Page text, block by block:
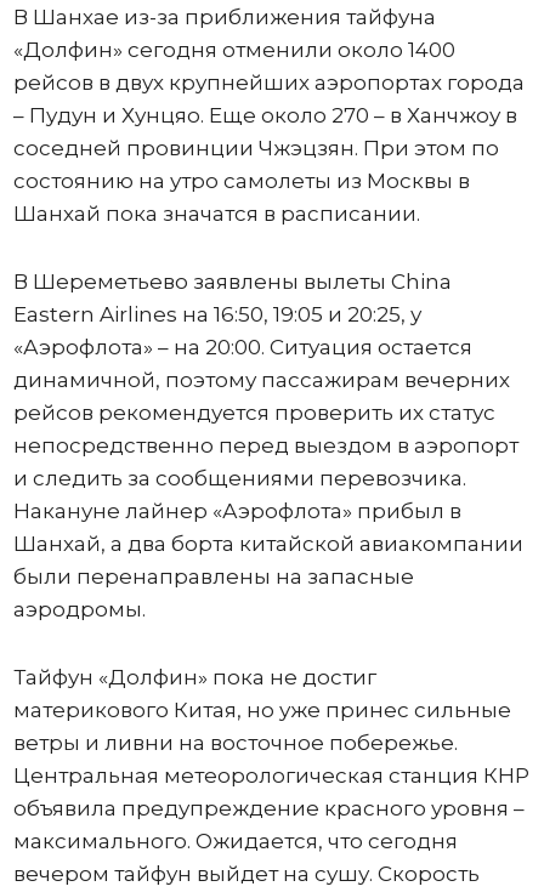
В Шанхае из-за приближения тайфуна
«Долфин» сегодня отменили около 1400
рейсов в двух крупнейших аэропортах города
– Пудун и Хунцяо. Еще около 270 – в Ханчжоу в
соседней провинции Чжэцзян. При этом по
состоянию на утро самолеты из Москвы в
Шанхай пока значатся в расписании.
В Шереметьево заявлены вылеты China
Eastern Airlines на 16:50, 19:05 и 20:25, у
«Аэрофлота» – на 20:00. Ситуация остается
динамичной, поэтому пассажирам вечерних
рейсов рекомендуется проверить их статус
непосредственно перед выездом в аэропорт
и следить за сообщениями перевозчика.
Накануне лайнер «Аэрофлота» прибыл в
Шанхай, а два борта китайской авиакомпании
были перенаправлены на запасные
аэродромы.
Тайфун «Долфин» пока не достиг
материкового Китая, но уже принес сильные
ветры и ливни на восточное побережье.
Центральная метеорологическая станция КНР
объявила предупреждение красного уровня –
максимального. Ожидается, что сегодня
вечером тайфун выйдет на сушу. Скорость